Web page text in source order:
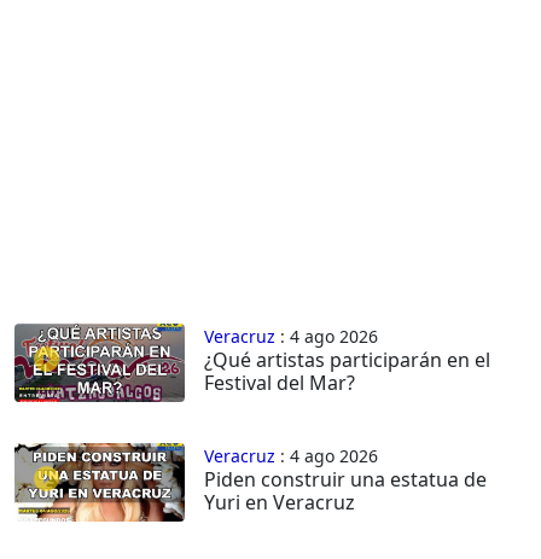
Veracruz : 4 ago 2026
¿Qué artistas participarán en el
Festival del Mar?
Veracruz : 4 ago 2026
Piden construir una estatua de
Yuri en Veracruz